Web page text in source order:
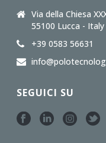
Via della Chiesa
55100 Lucca - Italy
+39 0583 56631
SEGUICI SU